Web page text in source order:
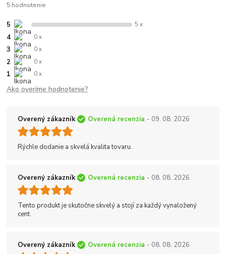
5 hodnotenie
5 5 x
4 0 x
3 0 x
2 0 x
1 0 x
Ako overíme hodnotenie?
Overený zákazník Overená recenzia - 09. 08. 2026
Rýchle dodanie a skvelá kvalita tovaru.
Overený zákazník Overená recenzia - 08. 08. 2026
Tento produkt je skutočne skvelý a stojí za každý vynaložený
cent.
Overený zákazník Overená recenzia - 08. 08. 2026